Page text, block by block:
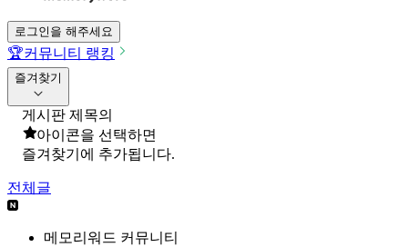
로그인을 해주세요
🏆커뮤니티 랭킹
즐겨찾기
게시판 제목의
아이콘을 선택하면
즐겨찾기에 추가됩니다.
전체글
메모리워드 커뮤니티